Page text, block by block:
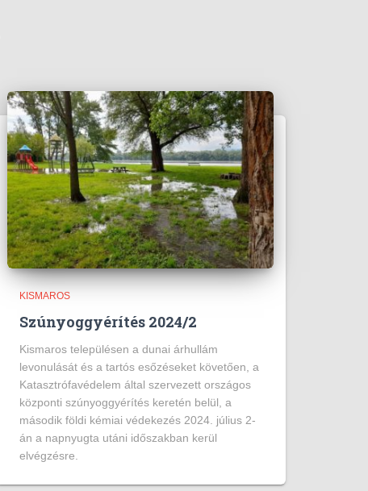
KISMAROS
Szúnyoggyérítés 2024/2
Kismaros településen a dunai árhullám
levonulását és a tartós esőzéseket követően, a
Katasztrófavédelem által szervezett országos
központi szúnyoggyérítés keretén belül, a
második földi kémiai védekezés 2024. július 2-
án a napnyugta utáni időszakban kerül
elvégzésre.